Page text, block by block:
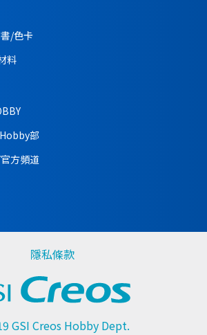
/色卡
料
部
方頻道
隱私條款
GSI Creos Hobby Dept.